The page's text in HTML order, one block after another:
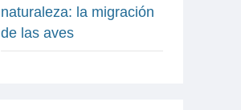
naturaleza: la migración
de las aves